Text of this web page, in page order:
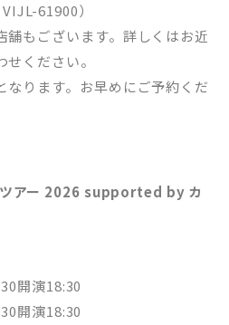
61900）
もございます。詳しくはお近
ください。
ります。お早めにご予約くだ
ツアー 2026 supported by カ
開演18:30
開演18:30